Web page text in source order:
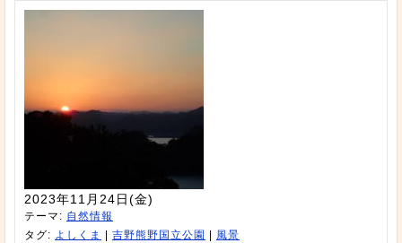
2023年11月24日(金)
テーマ: 自然情報
タグ: よしくま 吉野熊野国立公園 風景